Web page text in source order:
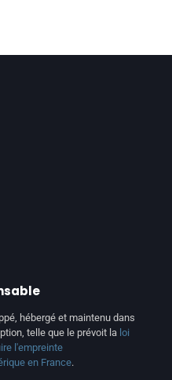
hébergé et maintenu dans
telle que le prévoit la loi
l'empreinte
en France.